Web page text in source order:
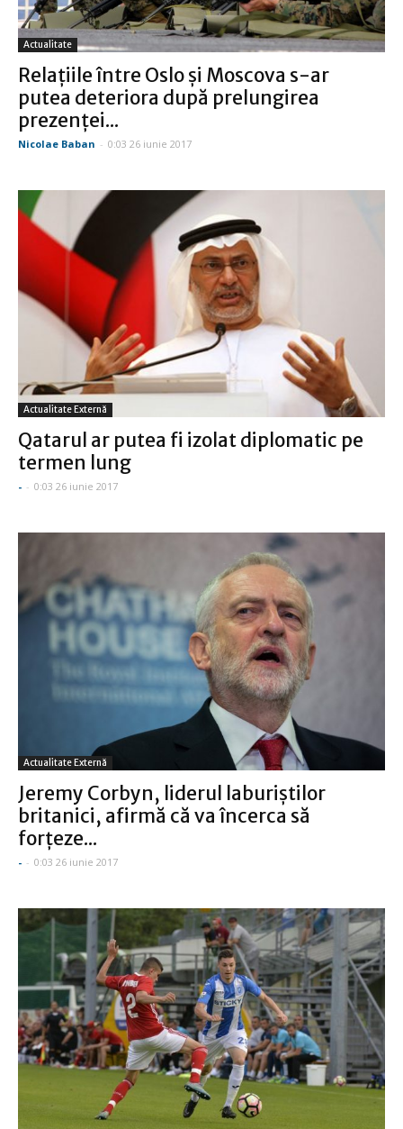
Actualitate
Relaţiile între Oslo şi Moscova s-ar
putea deteriora după prelungirea
prezenţei...
Nicolae Baban - 0:03 26 iunie 2017
Actualitate Externă
Qatarul ar putea fi izolat diplomatic pe
termen lung
- - 0:03 26 iunie 2017
Actualitate Externă
Jeremy Corbyn, liderul laburiştilor
britanici, afirmă că va încerca să
forţeze...
- - 0:03 26 iunie 2017